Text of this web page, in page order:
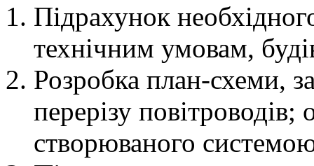
Підрахунок
технічним умовам,
Розробка план-схеми,
перерізу
створюваного